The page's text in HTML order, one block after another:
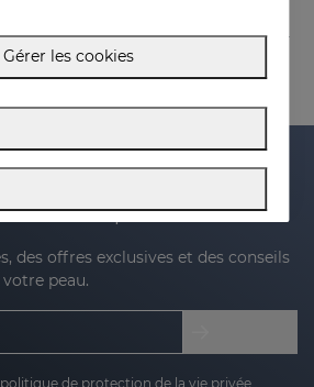
newsletter et recevez
sur votre prochain achat
des offres exclusives et des conseils
peau.
politique de protection de la vie privée ,
Gérer les cookies